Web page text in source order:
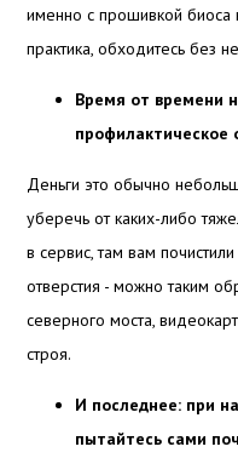
именно с прошивкой биоса
практика, обходитесь без
Время от времени
профилактическое
Деньги это обычно
уберечь от каких-либо
в сервис, там вам
отверстия - можно таким
северного моста,
строя.
И последнее: при
пытайтесь сами